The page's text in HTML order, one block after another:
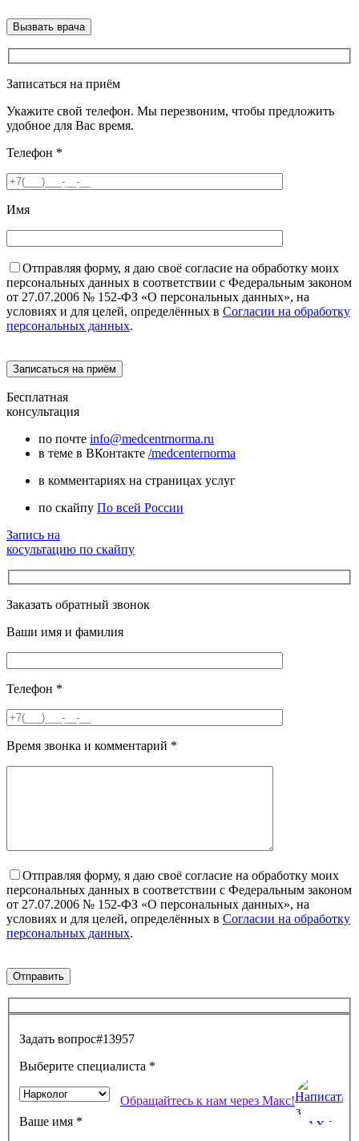
Записаться на приём
Укажите свой телефон. Мы перезвоним, чтобы предложить
удобное для Вас время.
Телефон *
Имя
Отправляя форму, я даю своё согласие на обработку моих
персональных данных в соответствии с Федеральным законом
от 27.07.2006 № 152-ФЗ «О персональных данных», на
условиях и для целей, определённых в Согласии на обработку
персональных данных.
Бесплатная
консультация
по почте info@medcentrnorma.ru
в теме в ВКонтакте /medcenternorma
в комментариях на страницах услуг
по скайпу По всей России
Запись на
косультацию по скайпу
Заказать обратный звонок
Ваши имя и фамилия
Телефон *
Время звонка и комментарий *
Отправляя форму, я даю своё согласие на обработку моих
персональных данных в соответствии с Федеральным законом
от 27.07.2006 № 152-ФЗ «О персональных данных», на
условиях и для целей, определённых в Согласии на обработку
персональных данных.
Задать вопрос#13957
Выберите специалиста *
Ваше имя *
Обращайтесь к нам через Макс!